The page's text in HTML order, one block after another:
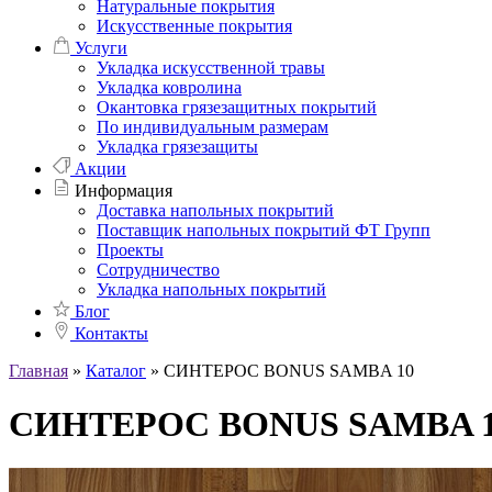
Натуральные покрытия
Искусственные покрытия
Услуги
Укладка искусственной травы
Укладка ковролина
Окантовка грязезащитных покрытий
По индивидуальным размерам
Укладка грязезащиты
Акции
Информация
Доставка напольных покрытий
Поставщик напольных покрытий ФТ Групп
Проекты
Сотрудничество
Укладка напольных покрытий
Блог
Контакты
Главная » Каталог » СИНТЕРОС BONUS SAMBA 10
СИНТЕРОС BONUS SAMBA